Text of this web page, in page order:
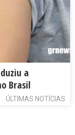
a
Brasil
ÚLTIMAS NOTÍCIAS